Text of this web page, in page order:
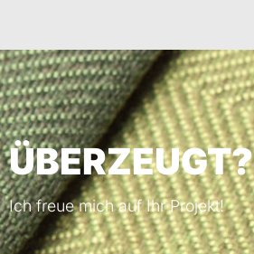
ÜBERZEUGT?
Ich freue mich auf Ihr Projekt!